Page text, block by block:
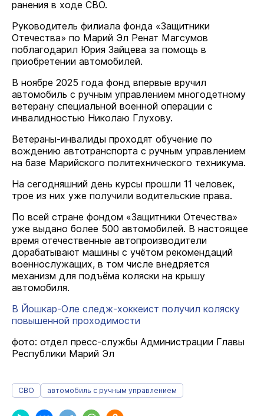
ранения в ходе СВО.
Руководитель филиала фонда «Защитники
Отечества» по Марий Эл Ренат Магсумов
поблагодарил Юрия Зайцева за помощь в
приобретении автомобилей.
В ноябре 2025 года фонд впервые вручил
автомобиль с ручным управлением многодетному
ветерану специальной военной операции с
инвалидностью Николаю Глухову.
Ветераны-инвалиды проходят обучение по
вождению автотранспорта с ручным управлением
на базе Марийского политехнического техникума.
На сегодняшний день курсы прошли 11 человек,
трое из них уже получили водительские права.
По всей стране фондом «Защитники Отечества»
уже выдано более 500 автомобилей. В настоящее
время отечественные автопроизводители
дорабатывают машины с учётом рекомендаций
военнослужащих, в том числе внедряется
механизм для подъёма коляски на крышу
автомобиля.
В Йошкар-Оле следж-хоккеист получил коляску
повышенной проходимости
фото: отдел пресс-службы Администрации Главы
Республики Марий Эл
СВО автомобиль с ручным управлением